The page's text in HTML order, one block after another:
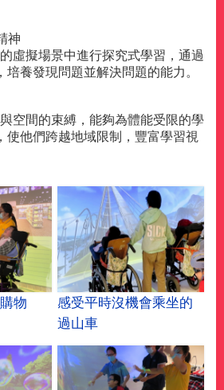
神
虛擬場景中進行探究式學習，通過
培養發現問題並解決問題的能力。
空間的束縛，能夠為體能受限的學
使他們跨越地域限制，豐富學習視
物
感受平時沒機會乘坐的
過山車